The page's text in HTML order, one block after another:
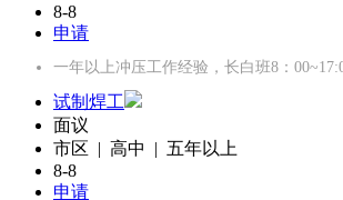
8-8
申请
一年以上冲压工作经验，长白班8：
试制焊工
面议
市区 | 高中 | 五年以上
8-8
申请